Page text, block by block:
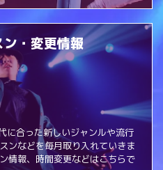
・変更情報
に合った新しいジャンルや流行
ンなどを毎月取り入れていきま
情報、時間変更などはこちらで